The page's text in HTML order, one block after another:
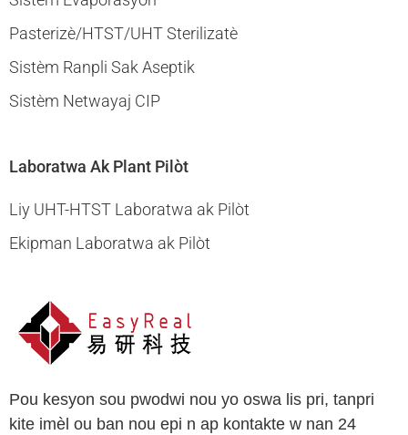
Pasterizè/HTST/UHT Sterilizatè
Sistèm Ranpli Sak Aseptik
Sistèm Netwayaj CIP
Laboratwa Ak Plant Pilòt
Liy UHT-HTST Laboratwa ak Pilòt
Ekipman Laboratwa ak Pilòt
Pou kesyon sou pwodwi nou yo oswa lis pri, tanpri
kite imèl ou ban nou epi n ap kontakte w nan 24